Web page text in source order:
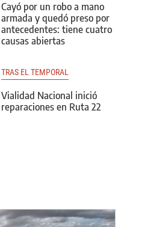
Cayó por un robo a mano
armada y quedó preso por
antecedentes: tiene cuatro
causas abiertas
TRAS EL TEMPORAL
Vialidad Nacional inició
reparaciones en Ruta 22